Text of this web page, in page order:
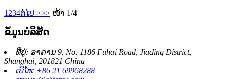
1 234ຕໍ່ໄປ >>> ໜ້າ 1/4
ຂໍ້ມູນບໍລິສັດ
ທີ່ຢູ່: ອາຄານ 9, No. 1186 Fuhai Road, Jiading District,
Shanghai, 201821 China
ເບີໂທ: +86 21 69968288